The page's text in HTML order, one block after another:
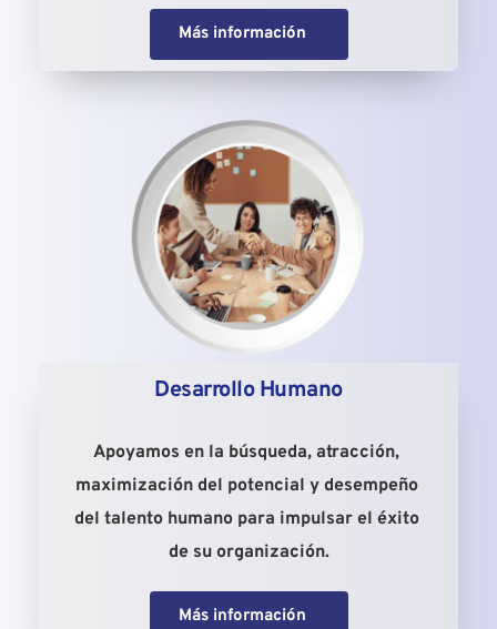
Más información
Desarrollo Humano
Apoyamos en la búsqueda, atracción,
maximización del potencial y desempeño
del talento humano para impulsar el éxito
de su organización.
Más información